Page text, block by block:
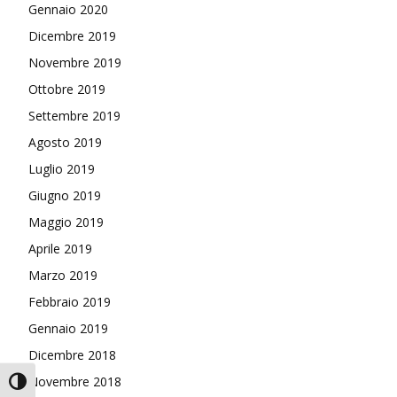
Attiva/disattiva alto contrasto
Gennaio 2020
Dicembre 2019
Novembre 2019
Ottobre 2019
Settembre 2019
Agosto 2019
Luglio 2019
Giugno 2019
Maggio 2019
Aprile 2019
Marzo 2019
Febbraio 2019
Gennaio 2019
Dicembre 2018
Novembre 2018